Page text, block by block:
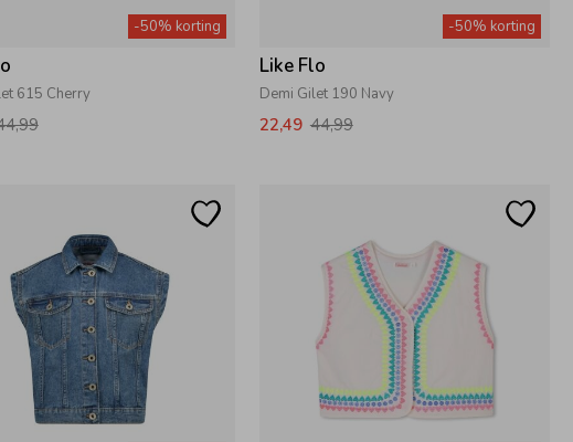
-50% korting
615 Cherry
-50% korting
Like Flo
Demi Gilet 190 Navy
22,49 44,99